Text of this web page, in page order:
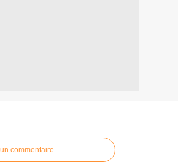
commentaire